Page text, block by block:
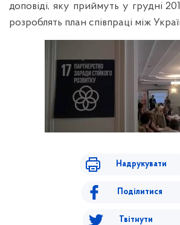
доповіді, яку приймуть у грудні
розроблять план співпраці між
Надрукувати
Поділитися
Твітнути